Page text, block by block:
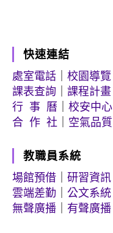
快速連結
處室電話
校園導覽
課表查詢
課程計畫
行 事 曆
校安中心
合 作 社
空氣品質
教職員系統
場館預借
研習資訊
雲端差勤
公文系統
無聲廣播
有聲廣播